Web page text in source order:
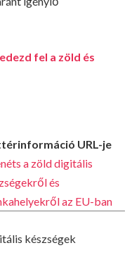
fel a zöld és
URL-je
a zöld digitális
és
az EU-ban
készségek